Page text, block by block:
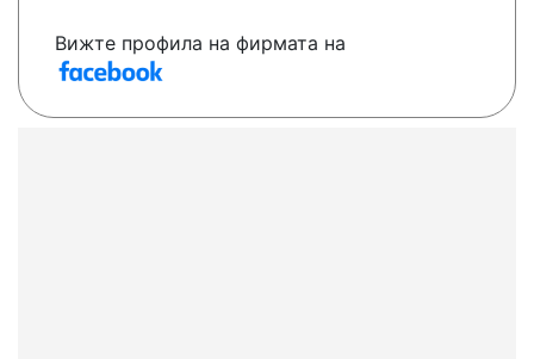
Вижте профила на фирмата на